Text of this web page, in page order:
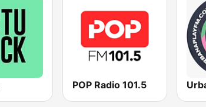
POP Radio 101.5